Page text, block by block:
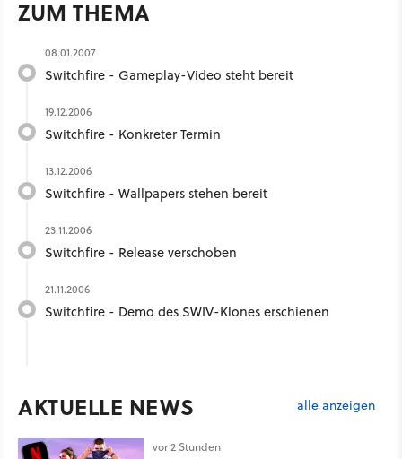
ZUM THEMA
08.01.2007
Switchfire - Gameplay-Video steht bereit
19.12.2006
Switchfire - Konkreter Termin
13.12.2006
Switchfire - Wallpapers stehen bereit
23.11.2006
Switchfire - Release verschoben
21.11.2006
Switchfire - Demo des SWIV-Klones erschienen
AKTUELLE NEWS alle anzeigen
vor 2 Stunden